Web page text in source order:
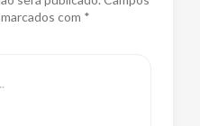
com *